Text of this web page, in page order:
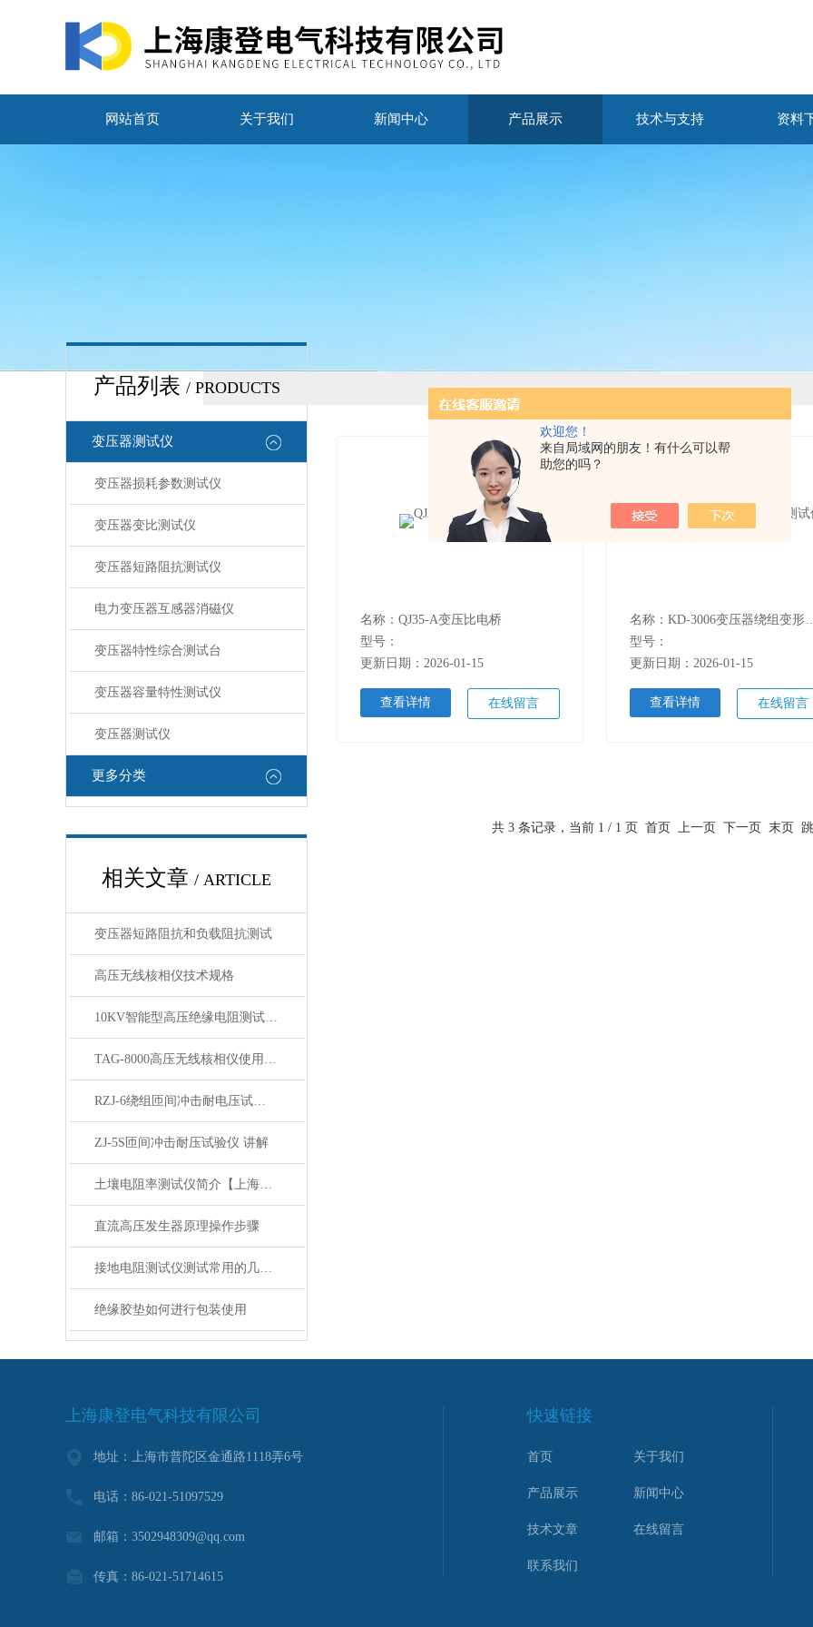
欢迎您！
来自局域网的朋友！有什么可以帮
助您的吗？
网站首页 关于我们 新闻中心 产品展示 技术与支持 资料
产品列表 / PRODUCTS
变压器测试仪
变压器损耗参数测试仪
变压器变比测试仪
变压器短路阻抗测试仪
电力变压器互感器消磁仪
变压器特性综合测试台
变压器容量特性测试仪
变压器测试仪
更多分类
相关文章 / ARTICLE
变压器短路阻抗和负载阻抗测试
高压无线核相仪技术规格
10KV智能型高压绝缘电阻测试仪特点技术规格
TAG-8000高压无线核相仪使用说明
RZJ-6绕组匝间冲击耐电压试验仪 讲解
ZJ-5S匝间冲击耐压试验仪 讲解
土壤电阻率测试仪简介【上海康登电气】
直流高压发生器原理操作步骤
接地电阻测试仪测试常用的几种接线方法
绝缘胶垫如何进行包装使用
名称：QJ35-A变压比电桥
型号：
更新日期：2026-01-15
查看详情 在线留言
名称：KD-3006变
型号：
更新日期：2026-01-15
查看详情 在线留言
共 3 条记录，当前 1 / 1 页 首页 上一页 下一页 末页
上海康登电气科技有限公司
地址：上海市普陀区金通路1118弄6号
电话：86-021-51097529
邮箱：3502948309@qq.com
传真：86-021-51714615
快速链接
首页 关于我们
产品展示 新闻中心
技术文章 在线留言
联系我们